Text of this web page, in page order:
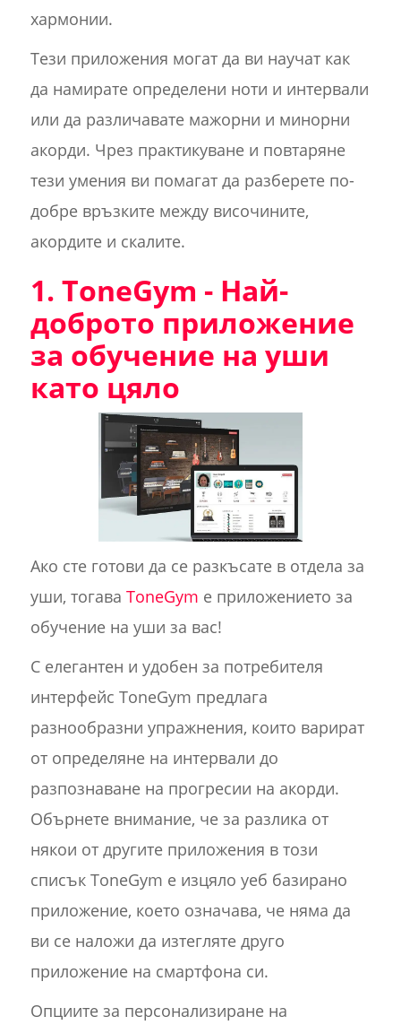
хармонии.
Тези приложения могат да ви научат как
да намирате определени ноти и интервали
или да различавате мажорни и минорни
акорди. Чрез практикуване и повтаряне
тези умения ви помагат да разберете по-
добре връзките между височините,
акордите и скалите.
1. ToneGym - Най-
доброто приложение
за обучение на уши
като цяло
Ако сте готови да се разкъсате в отдела за
уши, тогава ToneGym е приложението за
обучение на уши за вас!
С елегантен и удобен за потребителя
интерфейс ToneGym предлага
разнообразни упражнения, които варират
от определяне на интервали до
разпознаване на прогресии на акорди.
Обърнете внимание, че за разлика от
някои от другите приложения в този
списък ToneGym е изцяло уеб базирано
приложение, което означава, че няма да
ви се наложи да изтегляте друго
приложение на смартфона си.
Опциите за персонализиране на